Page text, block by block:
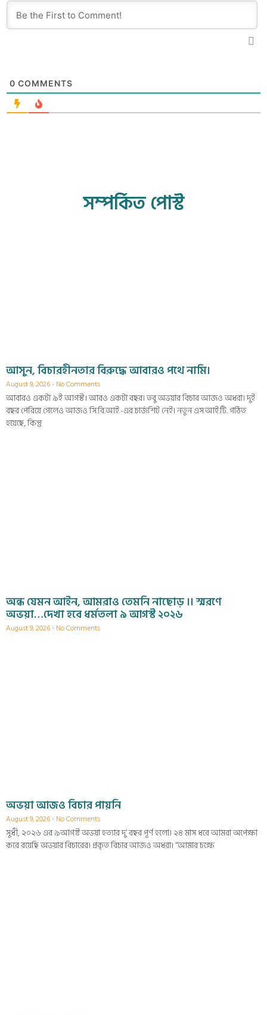
0 COMMENTS
সম্পর্কিত পোস্ট
আসুন, বিচারহীনতার বিরুদ্ধে আবারও পথে নামি।
August 9, 2026 No Comments
আবারও একটা ৯ই আগস্ট। আরও একটা বছর। তবু অভয়ার বিচার আজও অধরা। দুই
বছর পেরিয়ে গেলেও আজও সি.বি.আই.-এর চার্জশিট নেই। নতুন এস.আই.টি. গঠিত
হয়েছে, কিন্তু
অন্ধ যেমন আইন, আমরাও তেমনি নাছোড় ।। স্মরণে
অভয়া…দেখা হবে ধর্মতলা ৯ আগস্ট ২০২৬
August 9, 2026 No Comments
অভয়া আজও বিচার পায়নি
August 9, 2026 No Comments
সুধী, ২০২৬ এর ৯আগষ্ট অভয়া হত্যার দু’ বছর পূর্ণ হলো। ২৪ মাস ধরে আমরা অপেক্ষা
করে রয়েছি অভয়ার বিচারের। প্রকৃত বিচার আজও অধরা। “আমার চক্ষে